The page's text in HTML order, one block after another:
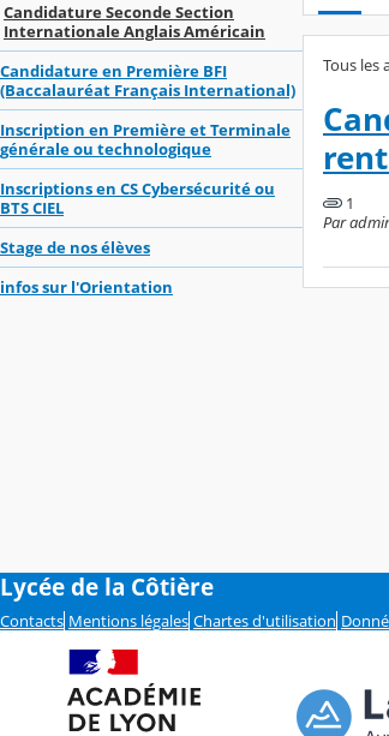
Candidature Seconde Section
Internationale Anglais Américain
Candidature en Première BFI
(Baccalauréat Français International)
Inscription en Première et Terminale
générale ou technologique
Inscriptions en CS Cybersécurité ou
BTS CIEL
Stage de nos élèves
infos sur l'Orientation
Tous les
1
Par
Lycée de la Côtière
Contacts Mentions légales Chartes d'utilisation